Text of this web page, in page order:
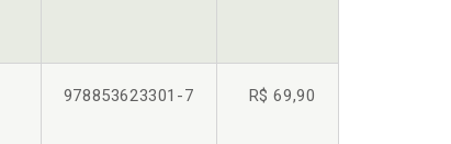
978853623301-7 R$ 69,90